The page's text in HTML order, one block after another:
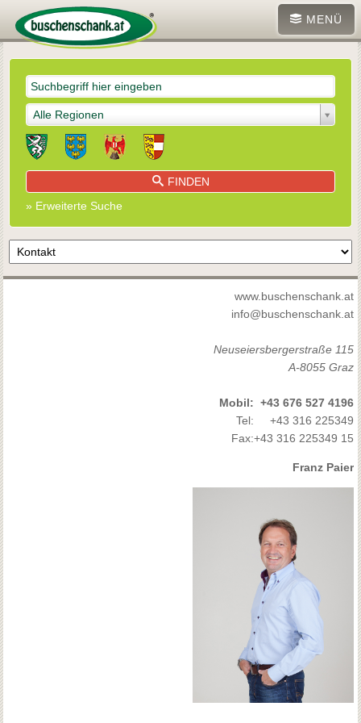
MENÜ
Alle Regionen
FINDEN
» Erweiterte Suche
www.buschenschank.at
info@buschenschank.at
Neuseiersbergerstraße 115
A-8055 Graz
Mobil: +43 676 527 4196
Tel:
+43 316 225349
Fax:+43 316 225349 15
Franz Paier